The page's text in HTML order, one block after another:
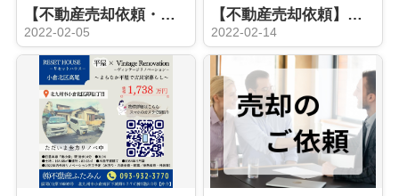
【不動産売却依頼・一般】南若園公社団地2棟
2022-02-05
【不動産売却依頼】北九州市小倉北区高尾 中古戸建て
2022-02-14